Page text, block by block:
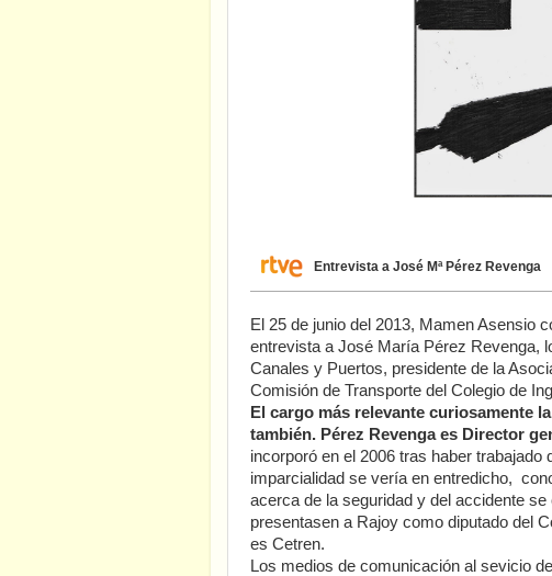
Entrevista a José Mª Pérez Revenga
El 25 de junio del 2013, Mamen Asensio
entrevista a José María Pérez Revenga,
Canales y Puertos, presidente de la
Comisión de Transporte del Colegio de
El cargo más relevante curiosamente
también. Pérez Revenga es Director
incorporó en el 2006 tras haber
imparcialidad se vería en entredicho,
acerca de la seguridad y del accidente
presentasen a Rajoy como diputado del
es Cetren.
Los medios de comunicación al sevicio